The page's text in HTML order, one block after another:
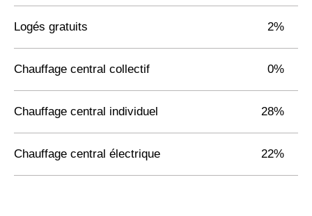
Logés gratuits 2%
Chauffage central collectif 0%
Chauffage central individuel 28%
Chauffage central électrique 22%